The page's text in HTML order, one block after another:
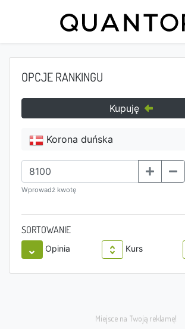
OPCJE RANKINGU
Kupuję
Korona duńska
Wprowadź kwotę
SORTOWANIE
Opinia Kurs